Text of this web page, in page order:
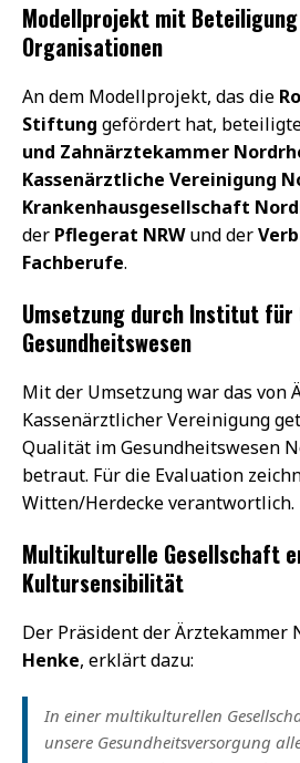
Modellprojekt mit
Organisationen
An dem Modellprojekt, das die
Stiftung gefördert hat,
und Zahnärztekammer
Kassenärztliche Vereinigung
Krankenhausgesellschaft
der Pflegerat NRWund der
Fachberufe.
Umsetzung durch Institut
Gesundheitswesen
Mit der Umsetzung war das von
Kassenärztlicher Vereinigung
Qualität im Gesundheitswesen
betraut. Für die Evaluation
Witten/Herdecke verantwortlich.
Multikulturelle Gesellschaft
Kultursensibilität
Der Präsident der Ärztekammer
Henke, erklärt dazu:
In einer multikulturellen
unsere Gesundheitsversorgung